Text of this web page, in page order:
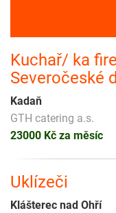
Kuchař/ ka
Severočeské
Kadaň
GTH catering a.s.
23000 Kč za měsíc
Uklízeči
Klášterec nad Ohří